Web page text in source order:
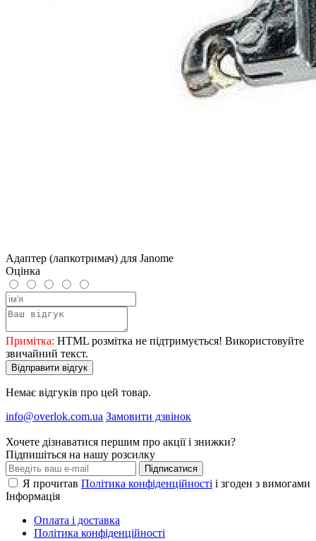
Адаптер (лапкотримач) для Janome
Оцінка
Примітка: HTML розмітка не підтримується! Використовуйте
звичайний текст.
Відправити відгук
Немає відгуків про цей товар.
info@overlok.com.ua Замовити дзвінок
Хочете дізнаватися першим про акції і знижки?
Підпишіться на нашу розсилку
Підписатися
Я прочитав Політика конфіденційності і згоден з вимогами
Інформація
Оплата і доставка
Політика конфіденційності